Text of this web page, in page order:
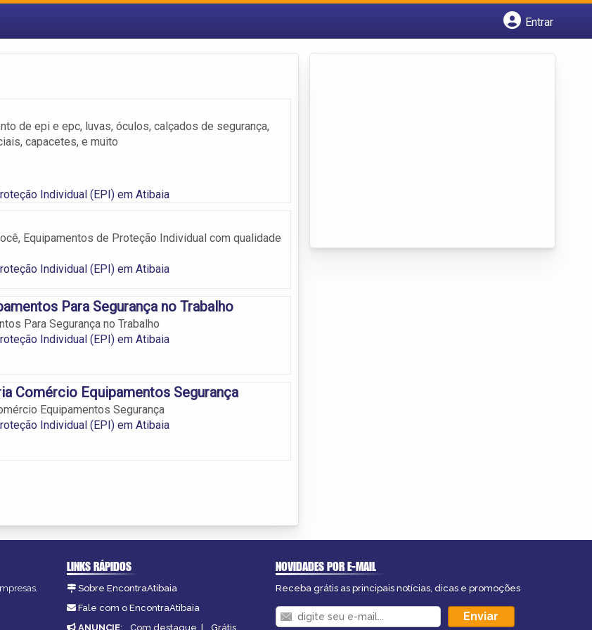
Entrar
de epi e epc, luvas, óculos, calçados de segurança,
capacetes, e muito
Individual (EPI) em Atibaia
Equipamentos de Proteção Individual com qualidade
Individual (EPI) em Atibaia
Para Segurança no Trabalho
Para Segurança no Trabalho
Individual (EPI) em Atibaia
Comércio Equipamentos Segurança
Equipamentos Segurança
Individual (EPI) em Atibaia
LINKS RÁPIDOS
Sobre EncontraAtibaia
Fale com o EncontraAtibaia
ANUNCIE: Com destaque | Grátis
NOVIDADES POR E-MAIL
Receba grátis as principais notícias, dicas e promoções